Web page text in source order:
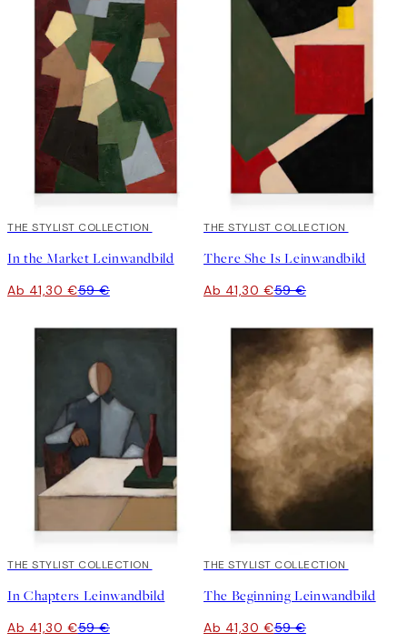
30%*
THE STYLIST COLLECTION
In the Market Leinwandbild
Ab 41,30 €59 €
30%*
THE STYLIST COLLECTION
There She Is Leinwandbild
Ab 41,30 €59 €
30%*
THE STYLIST COLLECTION
In Chapters Leinwandbild
Ab 41,30 €59 €
30%*
THE STYLIST COLLECTION
The Beginning Leinwandbild
Ab 41,30 €59 €